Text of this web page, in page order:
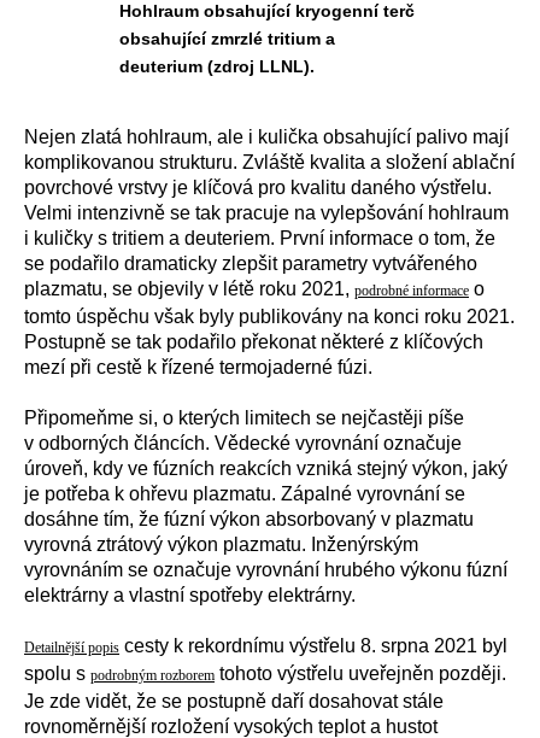
Hohlraum obsahující kryogenní terč
obsahující zmrzlé tritium a
deuterium (zdroj LLNL).
Nejen zlatá hohlraum, ale i kulička obsahující palivo mají
komplikovanou strukturu. Zvláště kvalita a složení ablační
povrchové vrstvy je klíčová pro kvalitu daného výstřelu.
Velmi intenzivně se tak pracuje na vylepšování hohlraum
i kuličky s tritiem a deuteriem. První informace o tom, že
se podařilo dramaticky zlepšit parametry vytvářeného
plazmatu, se objevily v létě roku 2021, podrobné informace o
tomto úspěchu však byly publikovány na konci roku 2021.
Postupně se tak podařilo překonat některé z klíčových
mezí při cestě k řízené termojaderné fúzi.
Připomeňme si, o kterých limitech se nejčastěji píše
v odborných článcích. Vědecké vyrovnání označuje
úroveň, kdy ve fúzních reakcích vzniká stejný výkon, jaký
je potřeba k ohřevu plazmatu. Zápalné vyrovnání se
dosáhne tím, že fúzní výkon absorbovaný v plazmatu
vyrovná ztrátový výkon plazmatu. Inženýrským
vyrovnáním se označuje vyrovnání hrubého výkonu fúzní
elektrárny a vlastní spotřeby elektrárny.
Detailnější popis cesty k rekordnímu výstřelu 8. srpna 2021 byl
spolu s podrobným rozborem tohoto výstřelu uveřejněn později.
Je zde vidět, že se postupně daří dosahovat stále
rovnoměrnější rozložení vysokých teplot a hustot